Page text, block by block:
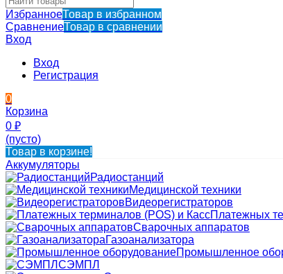
ИзбранноеТовар в избранном
СравнениеТовар в сравнении
Вход
Вход
Регистрация
0
Корзина
0 ₽
(пусто)
Товар в корзине!
Аккумуляторы
Радиостанций
Медицинской техники
Видеорегистраторов
Платежных
Сварочных аппаратов
Газоанализатора
Промышленное
СЭМПЛ